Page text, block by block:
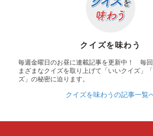
クイズを味わう
毎週金曜日のお昼に連載記事を更新中！ 毎回
まざまなクイズを取り上げて「いいクイズ」
ズ」の秘密に迫ります。
クイズを味わうの記事一覧